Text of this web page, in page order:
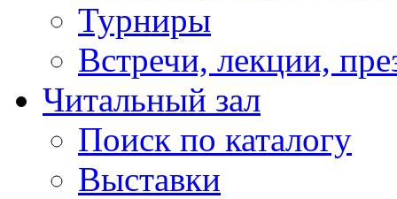
Турниры
Встречи, лекции,
Читальный зал
Поиск по каталогу
Выставки